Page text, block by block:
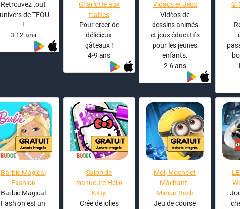
Retrouvez tout
de TFOU
!
3-12 ans
Charlotte aux
fraises
Pour créer de
délicieux
gâteaux !
4-9 ans
Vidàos et Jeux
Vidéos de
dessins animés
et jeux éducatifs
pour les jeunes
enfants.
2-6 ans
©
Barbie Magical
Fashion
Barbie Magical
Fashion est un
Salon de
manucure Hello
Kitty
Crée de jolies
Moi, Moche et
Màchant :
Minion Rush
Jeu de course